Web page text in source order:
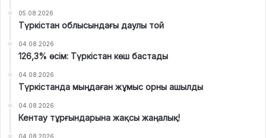
05.08.2026
Түркістан облысындағы даулы той
04.08.2026
126,3% өсім: Түркістан көш бастады
04.08.2026
Түркістанда мыңдаған жұмыс орны ашылды
04.08.2026
Кентау тұрғындарына жақсы жаңалық!
04.08.2026